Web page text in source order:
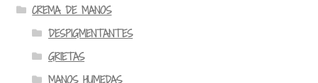
CREMA DE MANOS
DESPIGMENTANTES
GRIETAS
MANOS HUMEDAS